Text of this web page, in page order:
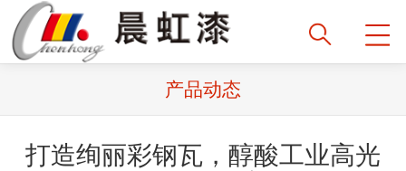
产品动态
打造绚丽彩钢瓦，醇酸工业高光